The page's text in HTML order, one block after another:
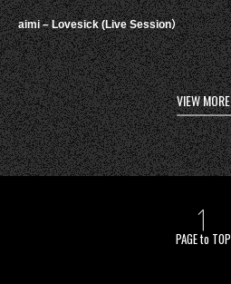
aimi – Lovesick (Live Session）
VIEW MORE
PAGE to TOP